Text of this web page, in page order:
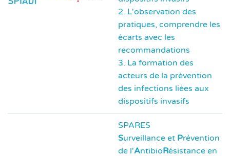
2. L'observation des
pratiques, comprendre les
écarts avec les
recommandations
3. La formation des
acteurs de la prévention
des infections liées aux
dispositifs invasifs
SPARES
Surveillance et Prévention
de l'AntibioRésistance en